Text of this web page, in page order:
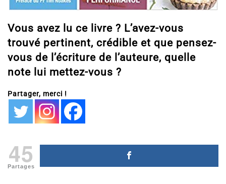
Vous avez lu ce livre ? L’avez-vous
trouvé pertinent, crédible et que pensez-
vous de l’écriture de l’auteure, quelle
note lui mettez-vous ?
Partager, merci !
45
Partages